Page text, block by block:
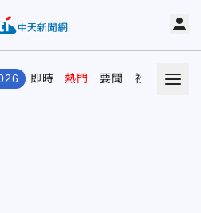
即時 熱門 要聞 社會 娛樂